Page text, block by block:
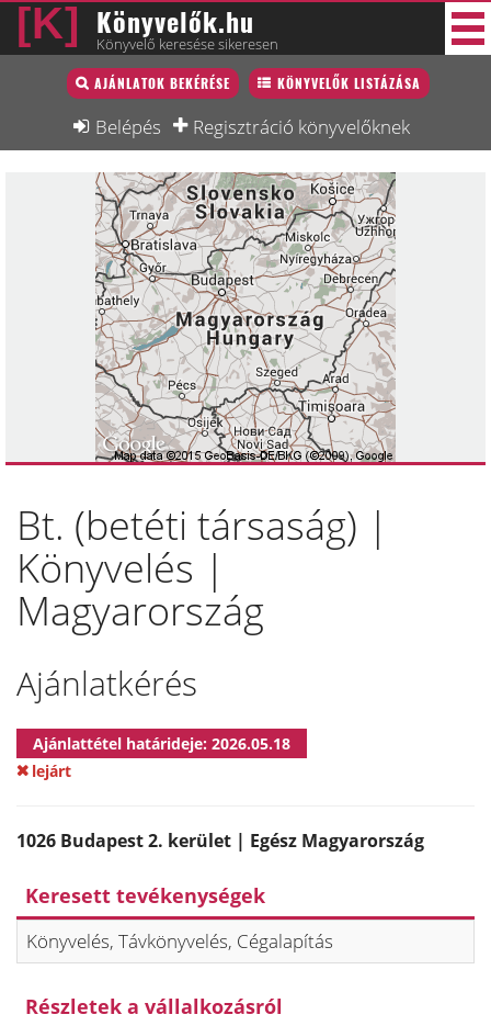
Könyvelők.hu
Könyvelő keresése sikeresen
AJÁNLATOK BEKÉRÉSE KÖNYVELŐK LISTÁZÁSA
Belépés Regisztráció könyvelőknek
Könyvelő lista
Könyvelési munkák
Képzésnaptár
Bt. (betéti társaság) |
Könyvelés |
Magyarország
Ajánlatkérés
Ajánlattétel határideje: 2026.05.18
lejárt
1026 Budapest 2. kerület | Egész Magyarország
Keresett tevékenységek
Könyvelés, Távkönyvelés, Cégalapítás
Részletek a vállalkozásról